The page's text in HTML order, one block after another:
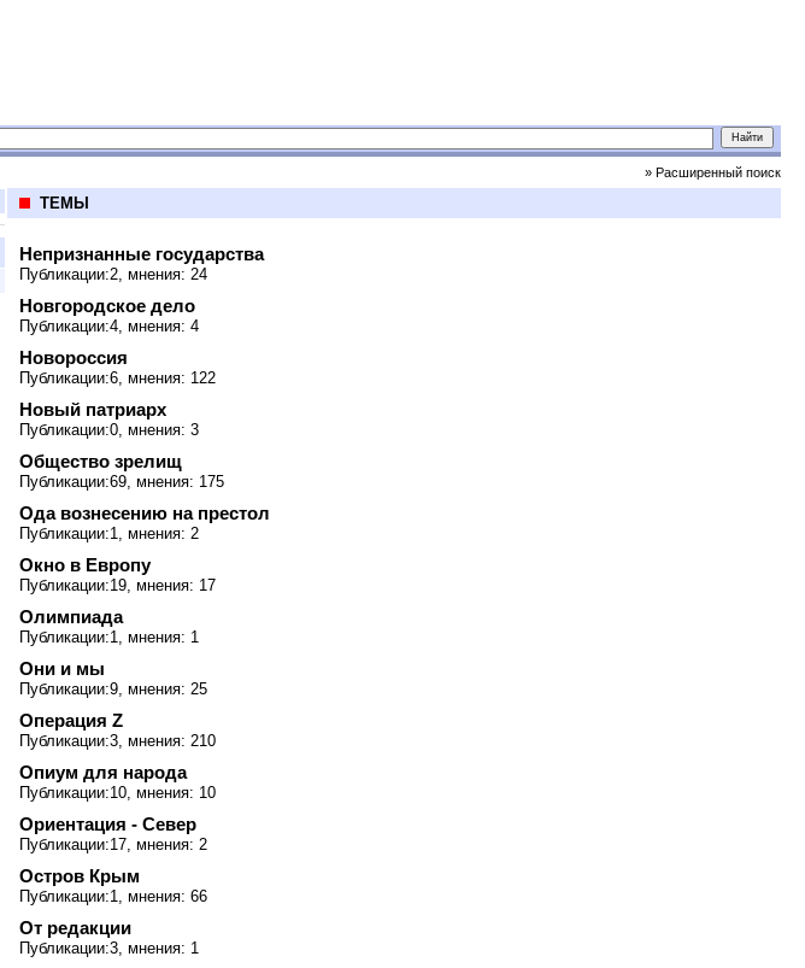
» Расширенный поиск
ТЕМЫ
Непризнанные государства
Публикации:2, мнения: 24
Новгородское дело
Публикации:4, мнения: 4
Новороссия
Публикации:6, мнения: 122
Новый патриарх
Публикации:0, мнения: 3
Общество зрелищ
Публикации:69, мнения: 175
Ода вознесению на престол
Публикации:1, мнения: 2
Окно в Европу
Публикации:19, мнения: 17
Олимпиада
Публикации:1, мнения: 1
Они и мы
Публикации:9, мнения: 25
Операция Z
Публикации:3, мнения: 210
Опиум для народа
Публикации:10, мнения: 10
Ориентация - Север
Публикации:17, мнения: 2
Остров Крым
Публикации:1, мнения: 66
От редакции
Публикации:3, мнения: 1